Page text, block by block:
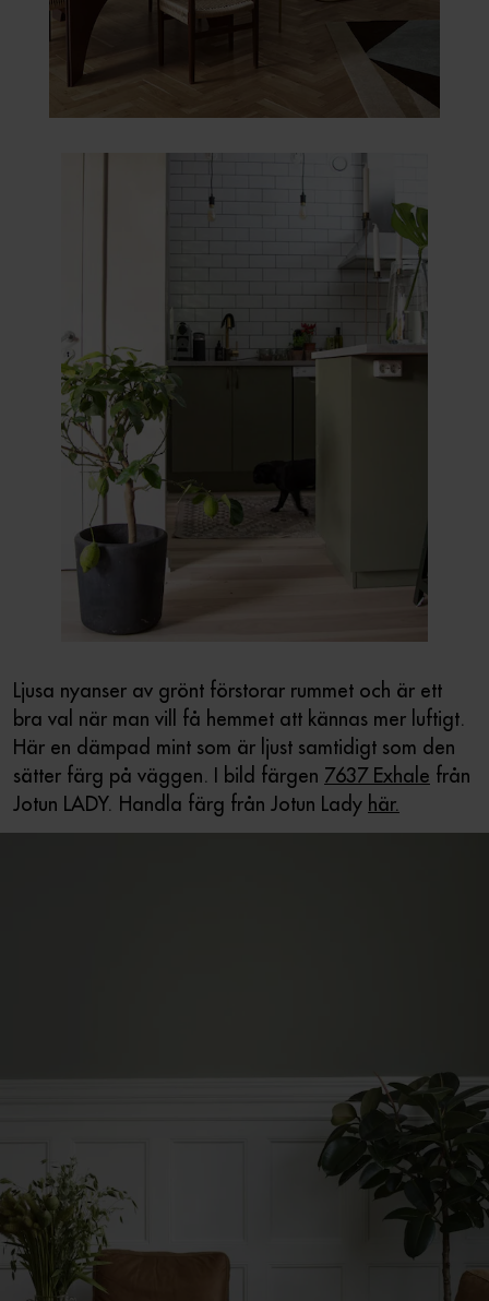
Ljusa nyanser av grönt förstorar rummet och är ett
bra val när man vill få hemmet att kännas mer luftigt.
Här en dämpad mint som är ljust samtidigt som den
sätter färg på väggen. I bild färgen 7637 Exhale från
Jotun LADY. Handla färg från Jotun Lady här.